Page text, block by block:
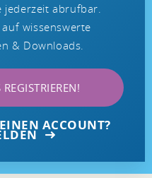
jederzeit abrufbar.
wissenswerte
& Downloads.
ACCOUNT?